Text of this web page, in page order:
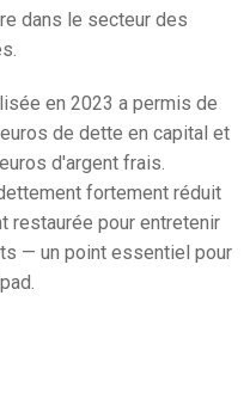
dans le secteur des
en 2023 a permis de
de dette en capital et
d'argent frais.
fortement réduit
restaurée pour entretenir
— un point essentiel pour